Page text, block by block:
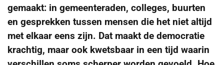
gemaakt: in gemeenteraden, colleges, buurten
en gesprekken tussen mensen die het niet altijd
met elkaar eens zijn. Dat maakt de democratie
krachtig, maar ook kwetsbaar in een tijd waarin